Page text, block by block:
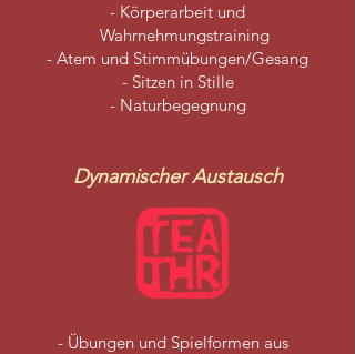
- Körperarbeit und
Wahrnehmungstraining
- Atem und Stimmübungen/Gesang
- Sitzen in Stille
- Naturbegegnung
Dynamischer Austausch
- Übungen und Spielformen aus